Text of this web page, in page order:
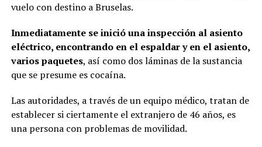
vuelo con destino a Bruselas.
Inmediatamente se inició una inspección al asiento
eléctrico, encontrando en el espaldar y en el asiento,
varios paquetes, así como dos láminas de la sustancia
que se presume es cocaína.
Las autoridades, a través de un equipo médico, tratan de
establecer si ciertamente el extranjero de 46 años, es
una persona con problemas de movilidad.